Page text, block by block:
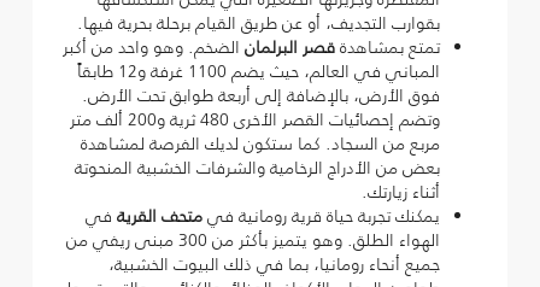
بقوارب التجديف، أو عن طريق القيام برحلة بحرية فيها.
تمتع بمشاهدةقصر البرلمانالضخم. وهو واحد من أكبر
المباني في العالم، حيث يضم 1100 غرفة و12 طابقاً
فوق الأرض، بالإضافة إلى أربعة طوابق تحت الأرض.
وتضم إحصائيات القصر الأخرى 480 ثرية و200 ألف متر
مربع من السجاد. كما ستكون لديك الفرصة لمشاهدة
بعض من الأدراج الرخامية والشرفات الخشبية المنحوتة
أثناء زيارتك.
يمكنك تجربة حياة قرية رومانية فيمتحف القريةفي
الهواء الطلق. وهو يتميز بأكثر من 300 مبنى ريفي من
جميع أنحاء رومانيا، بما في ذلك البيوت الخشبية،